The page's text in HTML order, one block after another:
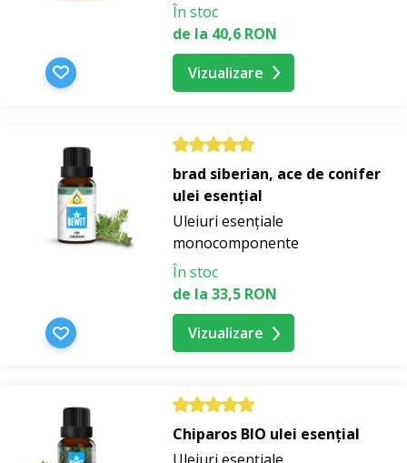
În stoc
de la 40,6 RON
Vizualizare
brad siberian, ace de conifer
ulei esențial
Uleiuri esențiale
monocomponente
În stoc
de la 33,5 RON
Vizualizare
Chiparos BIO ulei esențial